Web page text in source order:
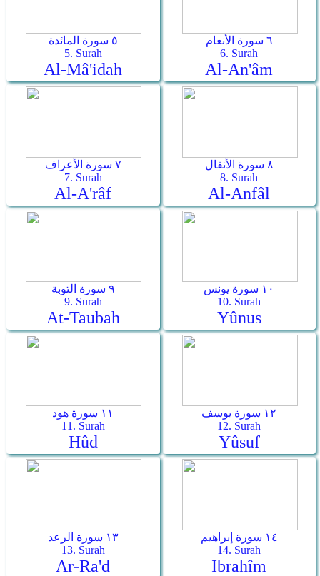
٥ سورة المائدة
5. Surah
Al-Mâ'idah
٦ سورة الأنعام
6. Surah
Al-An'âm
٧ سورة الأعراف
7. Surah
Al-A'râf
٨ سورة الأنفال
8. Surah
Al-Anfâl
٩ سورة التوبة
9. Surah
At-Taubah
١٠ سورة يونس
10. Surah
Yûnus
١١ سورة هود
11. Surah
Hûd
١٢ سورة يوسف
12. Surah
Yûsuf
١٣ سورة الرعد
13. Surah
Ar-Ra'd
١٤ سورة إبراهيم
14. Surah
Ibrahîm